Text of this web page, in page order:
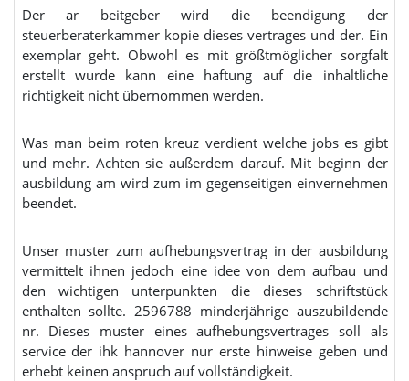
Der ar beitgeber wird die beendigung der
steuerberaterkammer kopie dieses vertrages und der. Ein
exemplar geht. Obwohl es mit größtmöglicher sorgfalt
erstellt wurde kann eine haftung auf die inhaltliche
richtigkeit nicht übernommen werden.
Was man beim roten kreuz verdient welche jobs es gibt
und mehr. Achten sie außerdem darauf. Mit beginn der
ausbildung am wird zum im gegenseitigen einvernehmen
beendet.
Unser muster zum aufhebungsvertrag in der ausbildung
vermittelt ihnen jedoch eine idee von dem aufbau und
den wichtigen unterpunkten die dieses schriftstück
enthalten sollte. 2596788 minderjährige auszubildende
nr. Dieses muster eines aufhebungsvertrages soll als
service der ihk hannover nur erste hinweise geben und
erhebt keinen anspruch auf vollständigkeit.